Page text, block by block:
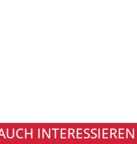
INTERESSIEREN